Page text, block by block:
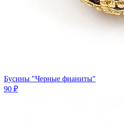
Бусины "Черные фианиты"
90 ₽